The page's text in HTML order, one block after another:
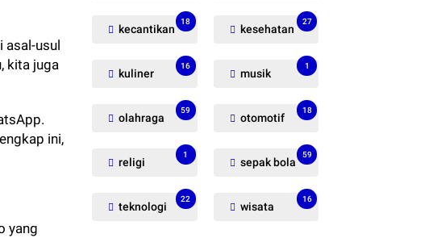
asal-usul
kita juga
ini,
yang
kecantikan
18
kesehatan
27
kuliner
16
musik
1
olahraga
59
otomotif
18
religi
1
sepak bola
59
teknologi
22
wisata
16